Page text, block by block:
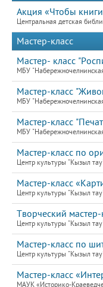
Акция «Чтобы
Центральная детская
Мастер-класс
Мастер- класс
МБУ
Мастер-класс
МБУ
Мастер-класс
МБУ
Мастер-класс по
Центр культуры "Кызыл
Мастер-класс
Центр культуры "Кызыл
Творческий
Центр культуры "Кызыл
Мастер-класс по
Центр культуры "Кызыл
Мастер-класс
МАУК «Историко-